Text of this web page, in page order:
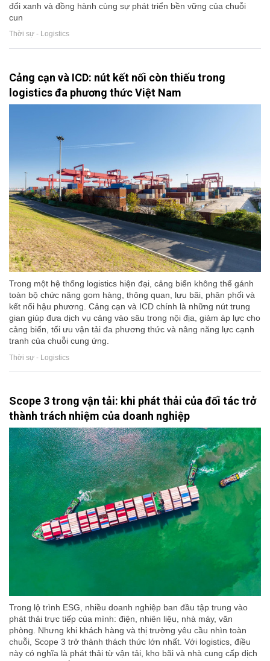
đổi xanh và đồng hành cùng sự phát triển bền vững của chuỗi
cun
Thời sự - Logistics
Cảng cạn và ICD: nút kết nối còn thiếu trong
logistics đa phương thức Việt Nam
Trong một hệ thống logistics hiện đại, cảng biển không thể gánh
toàn bộ chức năng gom hàng, thông quan, lưu bãi, phân phối và
kết nối hậu phương. Cảng cạn và ICD chính là những nút trung
gian giúp đưa dịch vụ cảng vào sâu trong nội địa, giảm áp lực cho
cảng biển, tối ưu vận tải đa phương thức và nâng năng lực cạnh
tranh của chuỗi cung ứng.
Thời sự - Logistics
Scope 3 trong vận tải: khi phát thải của đối tác trở
thành trách nhiệm của doanh nghiệp
Trong lộ trình ESG, nhiều doanh nghiệp ban đầu tập trung vào
phát thải trực tiếp của mình: điện, nhiên liệu, nhà máy, văn
phòng. Nhưng khi khách hàng và thị trường yêu cầu nhìn toàn
chuỗi, Scope 3 trở thành thách thức lớn nhất. Với logistics, điều
này có nghĩa là phát thải từ vận tải, kho bãi và nhà cung cấp dịch